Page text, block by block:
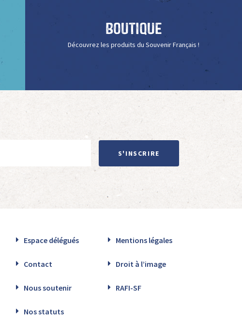
Boutique
Découvrez les produits du Souvenir Français !
S'INSCRIRE
Espace délégués Mentions légales
Contact Droit à l’image
Nous soutenir RAFI-SF
Nos statuts